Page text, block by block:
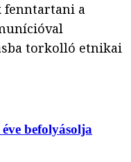
fenntartani a
torkolló etnikai
befolyásolja